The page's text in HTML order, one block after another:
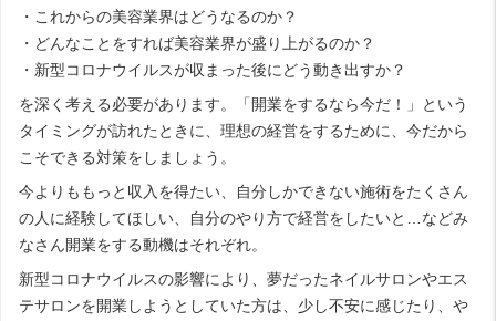
・これからの美容業界はどうなるのか？
・どんなことをすれば美容業界が盛り上がるのか？
・新型コロナウイルスが収まった後にどう動き出すか？
を深く考える必要があります。「開業をするなら今だ！」という
タイミングが訪れたときに、理想の経営をするために、今だから
こそできる対策をしましょう。
今よりももっと収入を得たい、自分しかできない施術をたくさん
の人に経験してほしい、自分のやり方で経営をしたいと…などみ
なさん開業をする動機はそれぞれ。
新型コロナウイルスの影響により、夢だったネイルサロンやエス
テサロンを開業しようとしていた方は、少し不安に感じたり、や